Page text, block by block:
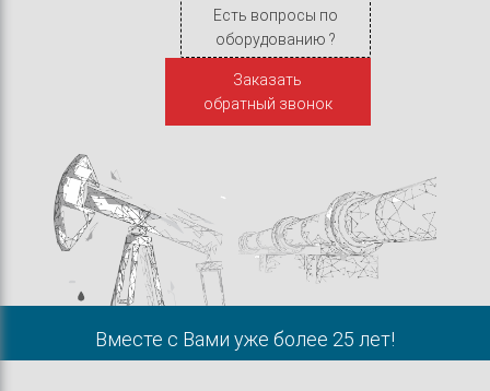
Есть вопросы по
оборудованию ?
Заказать
обратный звонок
Вместе с Вами уже более 25 лет!